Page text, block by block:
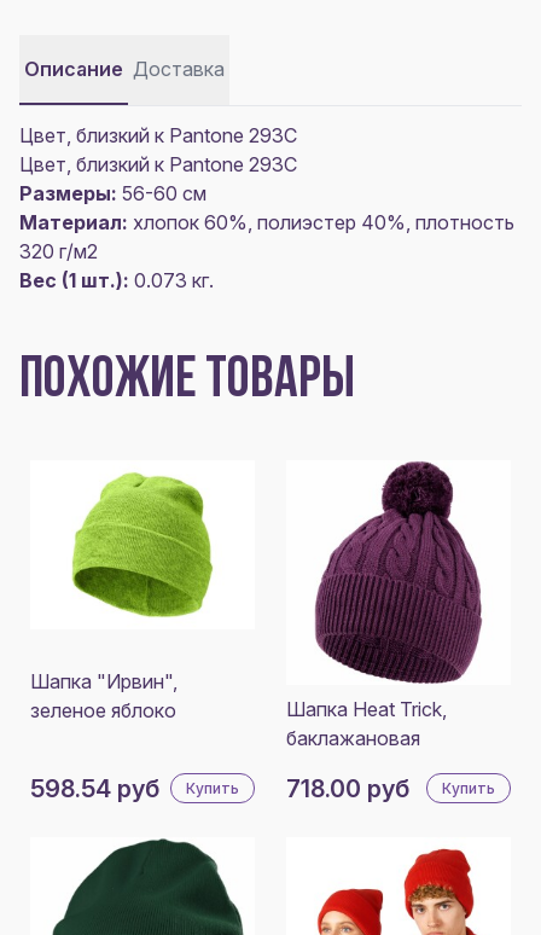
Описание Доставка
Цвет, близкий к Pantone 293C
Цвет, близкий к Pantone 293C
Размеры: 56-60 см
Материал: хлопок 60%, полиэстер 40%, плотность
320 г/м2
Вес (1 шт.): 0.073 кг.
ПОХОЖИЕ ТОВАРЫ
Шапка "Ирвин",
зеленое яблоко
598.54 руб Купить
Шапка Heat Trick,
баклажановая
718.00 руб Купить